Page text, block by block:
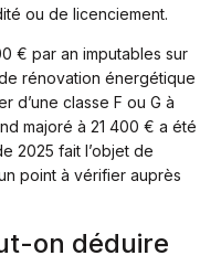
ou de licenciement.
€ par an imputables sur
rénovation énergétique
d’une classe F ou G à
majoré à 21 400 € a été
2025 fait l’objet de
point à vérifier auprès
on déduire